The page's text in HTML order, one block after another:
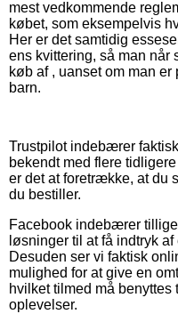
mest vedkommende
købet, som eksempelvis
Her er det samtidig
ens kvittering, så man
køb af , uanset om man
barn.
Trustpilot indebærer
bekendt med flere
er det at foretrække, at du
du bestiller.
Facebook indebærer
løsninger til at få indtryk
Desuden ser vi faktisk
mulighed for at give en
hvilket tilmed må
oplevelser.